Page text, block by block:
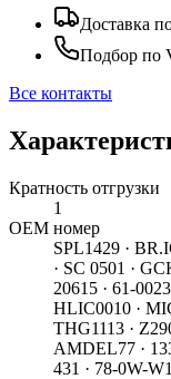
Доставка
Подбор по
Все контакты
Кратность отгрузки
1
ОЕМ номер
SPL1429 ·
· SC 0501 ·
20615 · 61-
HLIC0010 ·
THG1113 ·
AMDEL77 ·
431 · 78-0W-W1